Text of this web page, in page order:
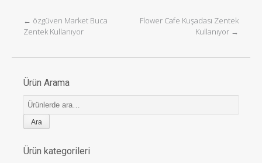
Post navigation
← özgüven Market Buca
Zentek Kullanıyor
Flower Cafe Kuşadası Zentek
Kullanıyor →
Ürün Arama
Ara:
Ürün kategorileri